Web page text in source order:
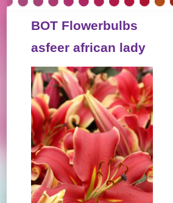
BOT Flowerbulbs
asfeer african lady